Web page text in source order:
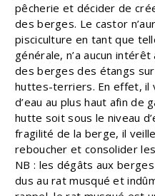
pêcherie et décider de
des berges. Le castor
pisciculture en tant que
générale, n’a aucun
des berges des étangs
huttes-terriers. En effet, il
d’eau au plus haut afin de
hutte soit sous le niveau
fragilité de la berge, il
reboucher et consolider
NB : les dégâts aux
dus au rat musqué et